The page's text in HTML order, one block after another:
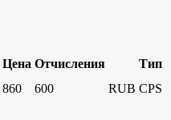
Цена Отчисления
Тип
860 600 RUB CPS